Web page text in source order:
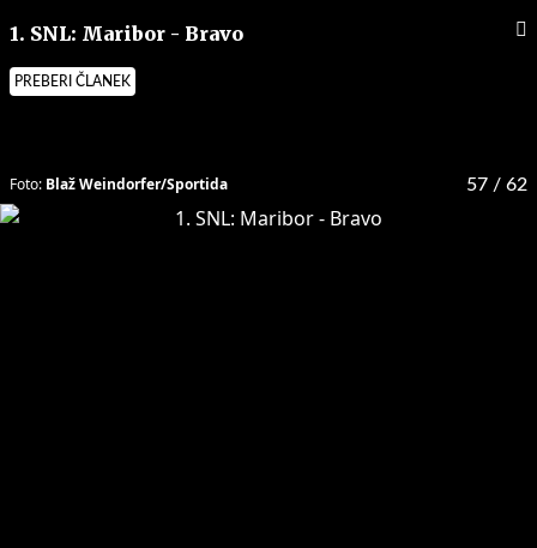
1. SNL: Maribor - Bravo
PREBERI ČLANEK
57 / 62
Foto: Blaž Weindorfer/Sportida